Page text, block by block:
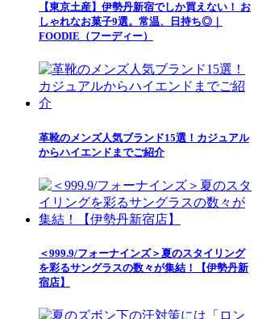
【東京土産】伊勢丹新宿でしか買えない！ お
しゃれなお菓子9選。常温、日持ち◎｜
FOODIE（フーディー）
革靴のメンズ人気ブランド15選！カジュアル
からハイエンドまでご紹介
＜999.9/フォーナインズ＞夏のスタイリング
を彩るサングラスの数々が集結！【伊勢丹新
宿店】